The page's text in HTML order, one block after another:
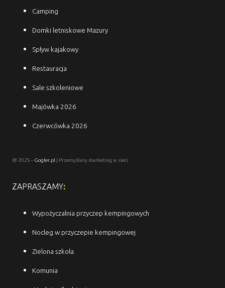
Camping
Domki letniskowe Mazury
Spływ kajakowy
Restauracja
Sale szkoleniowe
Majówka 2026
Czerwcówka 2026
@ 2025 –Gogler.pl | Przemyślany marketing w sieci
ZAPRASZAMY:
Wypożyczalnia przyczep kempingowych
Nocleg w przyczepie kempingowej
Zielona szkoła
Komunia